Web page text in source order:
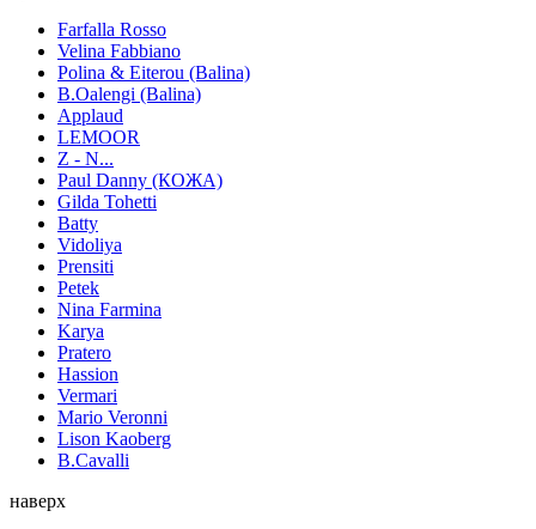
Farfalla Rosso
Velina Fabbiano
Polina & Eiterou (Balina)
B.Oalengi (Balina)
Applaud
LEMOOR
Z - N...
Paul Danny (КОЖА)
Gilda Tohetti
Batty
Vidoliya
Prensiti
Petek
Nina Farmina
Karya
Pratero
Hassion
Vermari
Mario Veronni
Lison Kaoberg
B.Cavalli
наверх